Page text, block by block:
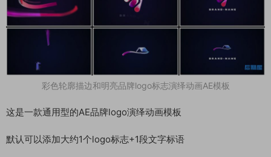
彩色轮廓描边和明亮品牌logo标志演绎动画AE模板
这是一款通用型的AE品牌logo演绎动画模板
默认可以添加大约1个logo标志+1段文字标语